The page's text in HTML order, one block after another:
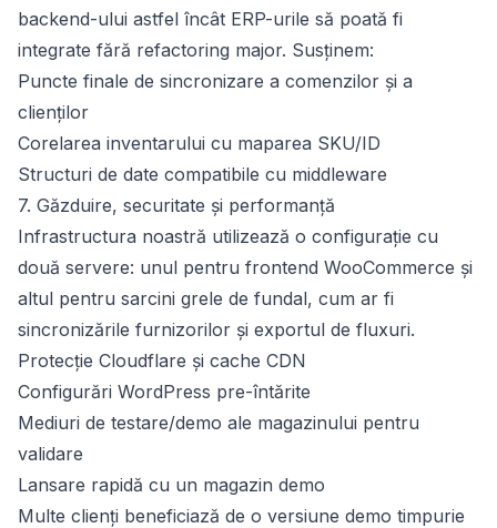
backend-ului astfel încât ERP-urile să poată fi
integrate fără refactoring major. Susținem:
Puncte finale de sincronizare a comenzilor și a
clienților
Corelarea inventarului cu maparea SKU/ID
Structuri de date compatibile cu middleware
7. Găzduire, securitate și performanță
Infrastructura noastră utilizează o configurație cu
două servere: unul pentru frontend WooCommerce și
altul pentru sarcini grele de fundal, cum ar fi
sincronizările furnizorilor și exportul de fluxuri.
Protecție Cloudflare și cache CDN
Configurări WordPress pre-întărite
Mediuri de testare/demo ale magazinului pentru
validare
Lansare rapidă cu un magazin demo
Multe clienți beneficiază de o versiune demo timpurie